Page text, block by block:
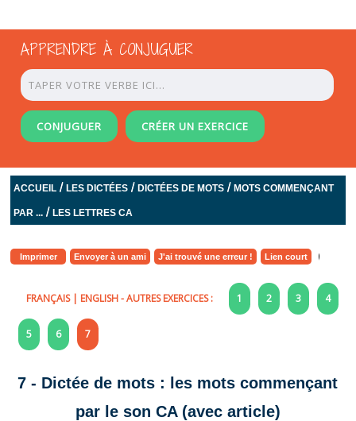
APPRENDRE À CONJUGUER
CONJUGUER CRÉER UN EXERCICE
ACCUEIL /LES DICTÉES /DICTÉES DE MOTS /MOTS COMMENÇANT
PAR ... /LES LETTRES CA
Imprimer Envoyer à un ami J'ai trouvé une erreur ! Lien court
FRANÇAIS| ENGLISH- AUTRES EXERCICES : 1 2 3 4
5 6 7
7 - Dictée de mots : les mots commençant
par le son CA (avec article)